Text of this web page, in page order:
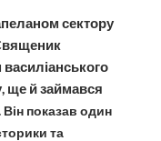
сектору
ще й займався
Він показав один
та